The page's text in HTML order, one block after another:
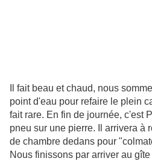
Il fait beau et chaud, nous
point d'eau pour refaire le plein
fait rare. En fin de journée, c'est
pneu sur une pierre. Il arrivera à
de chambre dedans pour
Nous finissons par arriver au